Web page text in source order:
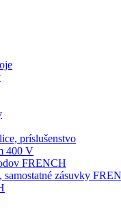
príslušenstvo
400 V
FRENCH
zásuvky